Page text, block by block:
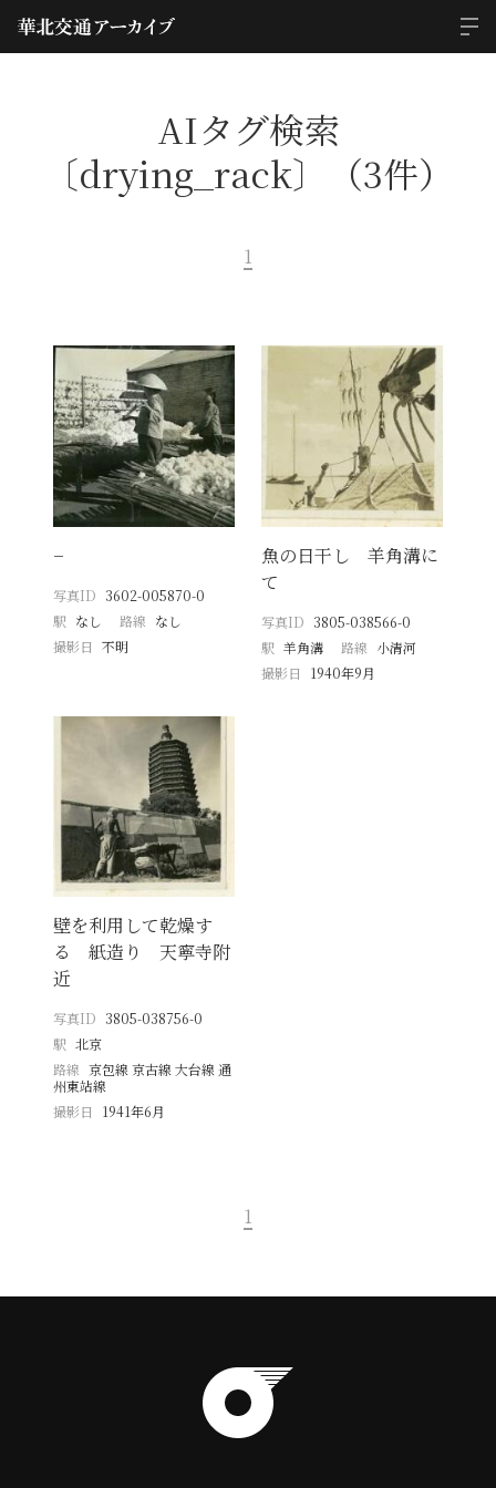
AIタグ検索
〔drying_rack〕（3件）
1
−
写真ID 3602-005870-0
駅 なし 路線 なし
撮影日
不明
魚の日干し 羊角溝に
て
写真ID 3805-038566-0
駅 羊角溝 路線 小清河
撮影日
1940年9月
壁を利用して乾燥す
る 紙造り 天寧寺附
近
写真ID 3805-038756-0
駅 北京
路線 京包線 京古線 大台線 通
州東站線
撮影日
1941年6月
1